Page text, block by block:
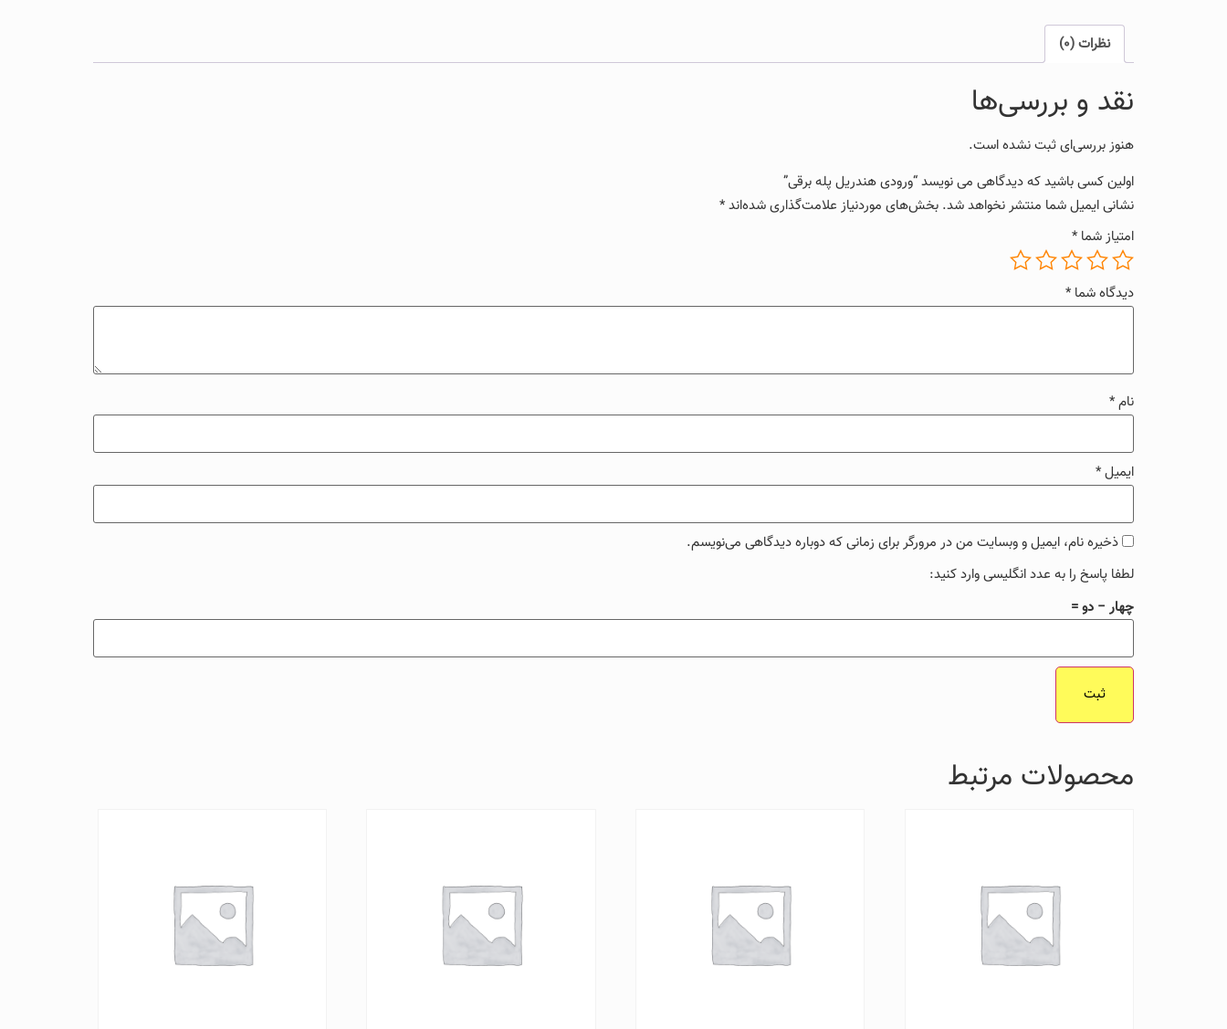
نظرات (0)
نقد و بررسی‌ها
هنوز بررسی‌ای ثبت نشده است.
اولین کسی باشید که دیدگاهی می نویسد “ورودی هندریل پله برقی”
نشانی ایمیل شما منتشر نخواهد شد. بخش‌های موردنیاز علامت‌گذاری شده‌اند*
امتیاز شما *
دیدگاه شما *
نام*
ایمیل*
ذخیره نام، ایمیل و وبسایت من در مرورگر برای زمانی که دوباره دیدگاهی می‌نویسم.
لطفا پاسخ را به عدد انگلیسی وارد کنید:
چهار − دو =
محصولات مرتبط